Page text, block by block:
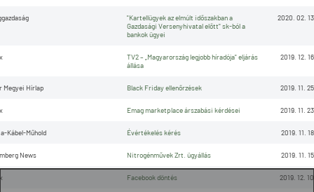
"Kartellügyek az elmúlt időszakban a
Gazdasági Versenyhivatal előtt" sk-ból a
bankok ügyei
2020. 02. 13
TV2 – „Magyarország legjobb híradója" eljárás
állása
2019. 12. 16
Megyei Hírlap Black Friday ellenőrzések 2019. 11. 25
Emag marketplace árszabási kérdései 2019. 11. 23
Kábel-Műhold Évértékelés kérés 2019. 11. 18
News Nitrogénművek Zrt. ügyállás 2019. 11. 15
Facebook döntés 2019. 12. 10